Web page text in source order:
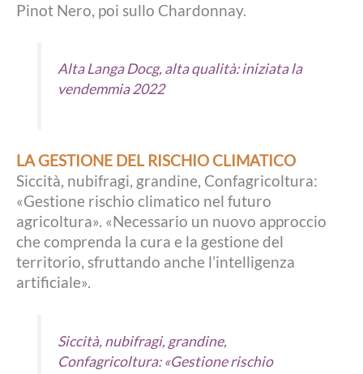
Pinot Nero, poi sullo Chardonnay.
Alta Langa Docg, alta qualità: iniziata la
vendemmia 2022
LA GESTIONE DEL RISCHIO CLIMATICO
Siccità, nubifragi, grandine, Confagricoltura:
«Gestione rischio climatico nel futuro
agricoltura». «Necessario un nuovo approccio
che comprenda la cura e la gestione del
territorio, sfruttando anche l’intelligenza
artificiale».
Siccità, nubifragi, grandine,
Confagricoltura: «Gestione rischio